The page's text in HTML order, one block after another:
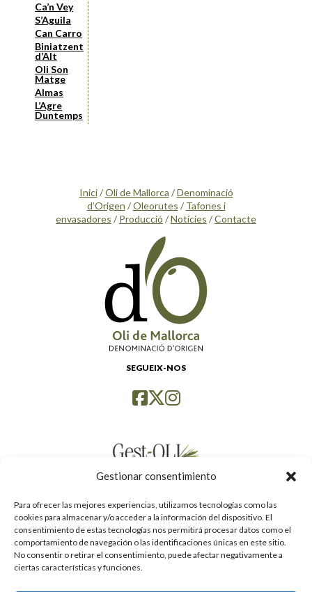
Gestionar consentimiento
Para ofrecer las mejores experiencias, utilizamos tecnologías como las
cookies para almacenar y/o acceder a la información del dispositivo. El
consentimiento de estas tecnologías nos permitirá procesar datos como el
comportamiento de navegación o las identificaciones únicas en este sitio.
No consentir o retirar el consentimiento, puede afectar negativamente a
ciertas características y funciones.
Ca’n Vey
S’Aguila
Can Carro
Biniatzent
d’Alt
Oli Son
Matge
Almas
L’Agre
Duntemps
Inici/Oli de Mallorca /Denominació
d’Origen /Oleorutes / Tafones i
envasadores / Producció /Notícies /Contacte
SEGUEIX-NOS